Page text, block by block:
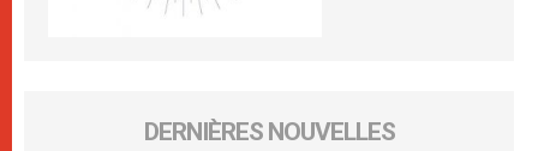
DERNIÈRES NOUVELLES